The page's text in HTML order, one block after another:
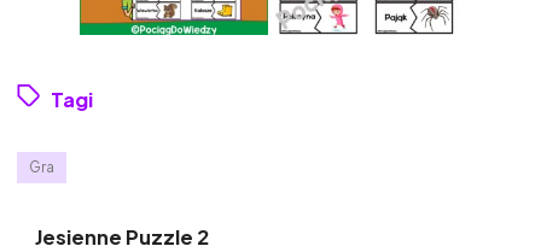
Tagi
Gra
Jesienne Puzzle 2